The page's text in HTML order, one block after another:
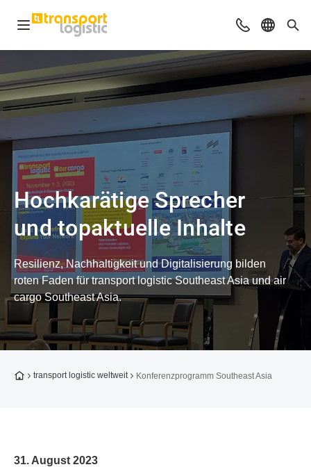
Navigation öffnen Beratung &
Sprache
Hochkarätige Sprecher
und topaktuelle Inhalte
Resilienz, Nachhaltigkeit und Digitalisierung bilden
roten Faden für transport logistic Southeast Asia und air
cargo Southeast Asia.
Zur Startseite
transport logistic weltweit Konferenzprogramm Southeast Asia
31. August 2023